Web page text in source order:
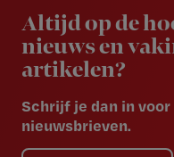
Altijd op de
nieuws en
artikelen?
Schrijf je dan in voor
nieuwsbrieven.